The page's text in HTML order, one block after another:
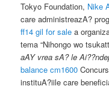
Tokyo Foundation, Nike
care administreazA?
ff14 gil for sale a
tema “Nihongo wo
aAY vrea sA? le
balance cm1600
instituA?iile care